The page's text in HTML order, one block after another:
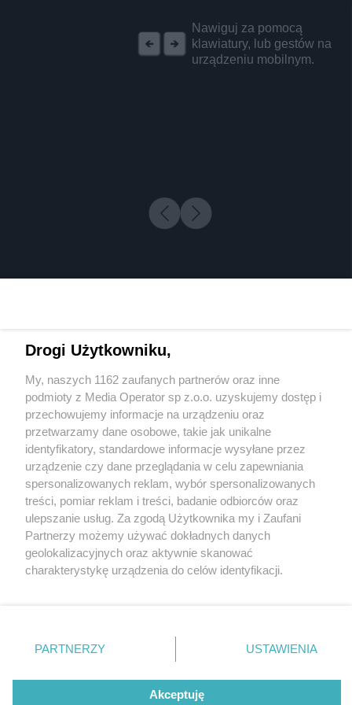
Nawiguj za pomocą
klawiatury, lub gestów na
urządzeniu mobilnym.
3 / 0
Wydawca mediów lokalnych
Nie zapomnij
zapoznać się z:
polityką prywatności regulamin korzystania z portali
Twojemiasto
Piekary Śląskie
Chorzów
Tarnowskie Góry
Gliwice
Skontakuj sięz nami
Kontakt
Wydawca
Redakcja
Drogi Użytkowniku,
My, naszych 1162 zaufanych partnerów oraz inne
podmioty z Media Operator sp z.o.o. uzyskujemy dostęp i
przechowujemy informacje na urządzeniu oraz
przetwarzamy dane osobowe, takie jak unikalne
identyfikatory, standardowe informacje wysyłane przez
urządzenie czy dane przeglądania w celu zapewniania
spersonalizowanych reklam, wybór spersonalizowanych
treści, pomiar reklam i treści, badanie odbiorców oraz
ulepszanie usług. Za zgodą Użytkownika my i Zaufani
Partnerzy możemy używać dokładnych danych
geolokalizacyjnych oraz aktywnie skanować
charakterystykę urządzenia do celów identyfikacji.
zmienić/wycofać klikając przycisk ustawień prywatności
znajdujący się w lewym dolnym rogu strony
rodzaje przetwarzania danych nie wymagają zgody
użytkownika, ale masz prawo sprzeciwić się takiemu
PARTNERZY USTAWIENIA
Akceptuję